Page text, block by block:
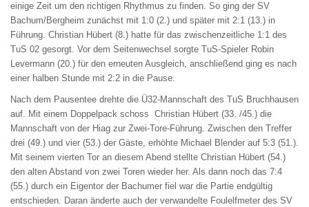
einige Zeit um den richtigen Rhythmus zu finden. So ging der SV
Bachum/Bergheim zunächst mit 1:0 (2.) und später mit 2:1 (13.) in
Führung. Christian Hübert (8.) hatte für das zwischenzeitliche 1:1 des
TuS 02 gesorgt. Vor dem Seitenwechsel sorgte TuS-Spieler Robin
Levermann (20.) für den erneuten Ausgleich, anschließend ging es nach
einer halben Stunde mit 2:2 in die Pause.
Nach dem Pausentee drehte die Ü32-Mannschaft des TuS Bruchhausen
auf. Mit einem Doppelpack schoss Christian Hübert (33. /45.) die
Mannschaft von der Hiag zur Zwei-Tore-Führung. Zwischen den Treffer
drei (49.) und vier (53.) der Gäste, erhöhte Michael Blender auf 5:3 (51.).
Mit seinem vierten Tor an diesem Abend stellte Christian Hübert (54.)
den alten Abstand von zwei Toren wieder her. Als dann noch das 7:4
(55.) durch ein Eigentor der Bachumer fiel war die Partie endgültig
entschieden. Daran änderte auch der verwandelte Foulelfmeter des SV